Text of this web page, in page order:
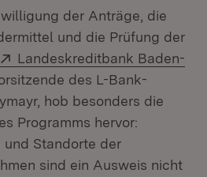
der Anträge, die
und die Prüfung der
Extern:
Landeskreditbank Baden-
in neuem Fenster)
des L-Bank-
hob besonders die
Programms hervor:
und Standorte der
sind ein Ausweis nicht